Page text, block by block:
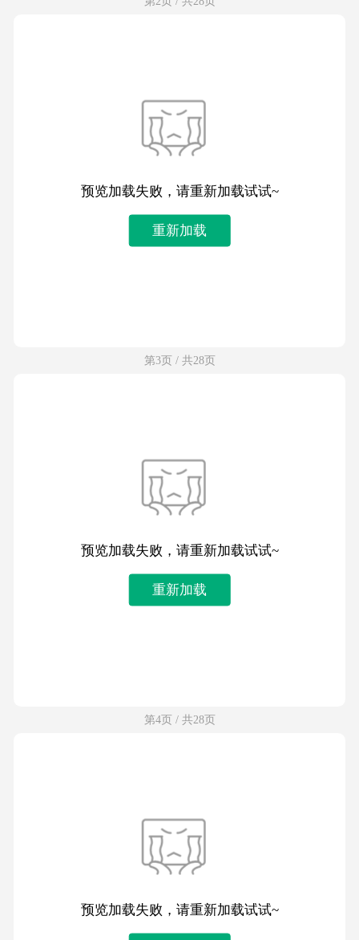
预览加载失败，请重新加载试试~
重新加载
第3页 / 共28页
预览加载失败，请重新加载试试~
重新加载
第4页 / 共28页
预览加载失败，请重新加载试试~